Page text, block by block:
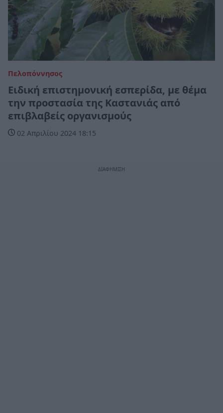
Πελοπόννησος
Ειδική επιστημονική εσπερίδα, με θέμα
την προστασία της Καστανιάς από
επιβλαβείς οργανισμούς
02 Απριλίου 2024 18:15